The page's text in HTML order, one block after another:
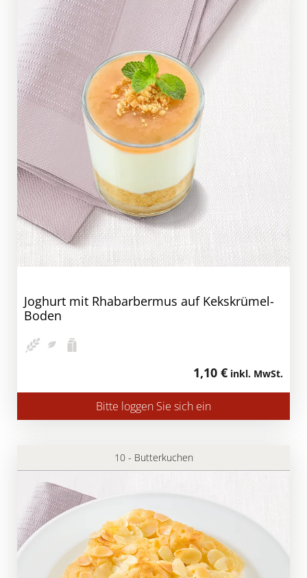
Joghurt mit Rhabarbermus auf Kekskrümel-
Boden
1,10 € inkl. MwSt.
Bitte loggen Sie sich ein
10 - Butterkuchen